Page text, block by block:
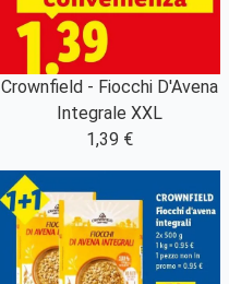
Crownfield - Fiocchi D'Avena
Integrale XXL
1,39 €